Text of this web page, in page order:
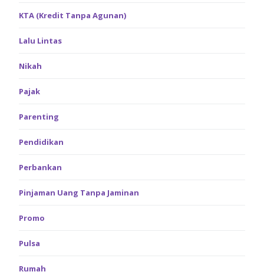
KTA (Kredit Tanpa Agunan)
Lalu Lintas
Nikah
Pajak
Parenting
Pendidikan
Perbankan
Pinjaman Uang Tanpa Jaminan
Promo
Pulsa
Rumah